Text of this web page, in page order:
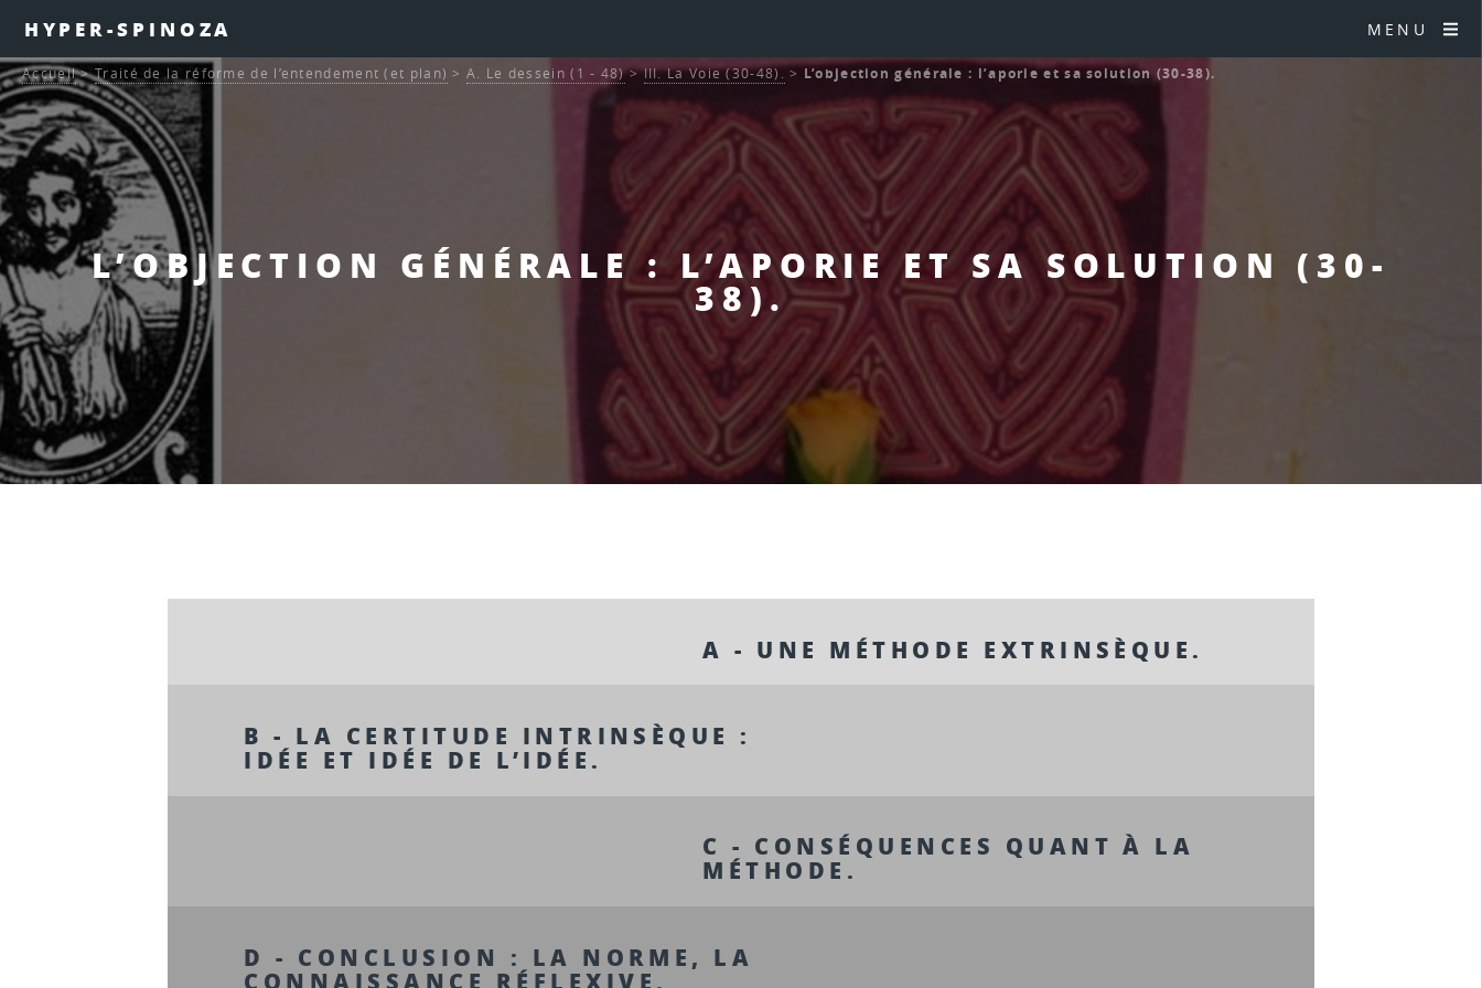
HYPER-SPINOZA MENU
L’OBJECTION GÉNÉRALE : L’APORIE ET SA SOLUTION (30-
38).
Accueil>Traité de la réforme de l’entendement (et plan) >A. Le dessein (1 - 48)>III. La Voie (30-48). > L’objection générale : l’aporie et sa solution (30-38).
A - UNE MÉTHODE EXTRINSÈQUE.
B - LA CERTITUDE INTRINSÈQUE :
IDÉE ET IDÉE DE L’IDÉE.
C - CONSÉQUENCES QUANT À LA
MÉTHODE.
D - CONCLUSION : LA NORME, LA
CONNAISSANCE RÉFLEXIVE.